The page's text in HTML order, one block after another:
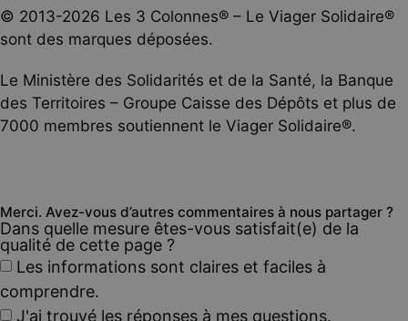
© 2013-2026 Les 3 Colonnes® – Le Viager Solidaire®
sont des marques déposées.
Le Ministère des Solidarités et de la Santé, la Banque
des Territoires – Groupe Caisse des Dépôts et plus de
7000 membres soutiennent le Viager Solidaire®.
Merci. Avez-vous d’autres commentaires à nous partager ?
Dans quelle mesure êtes-vous satisfait(e) de la
qualité de cette page ?
Les informations sont claires et faciles à
comprendre.
J'ai trouvé les réponses à mes questions.